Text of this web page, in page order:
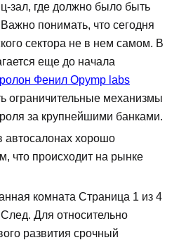
зал, где должно было быть
понимать, что сегодня
сектора не в нем самом. В
еще до начала
Фенил Opymp labs
ограничительные механизмы
за крупнейшими банками.
автосалонах хорошо
что происходит на рынке
комната Страница 1 из 4
Для относительно
развития срочный